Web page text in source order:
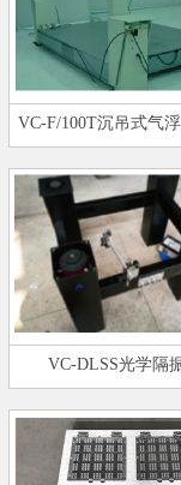
VC-F/100T沉吊式气
VC-DLSS光学隔